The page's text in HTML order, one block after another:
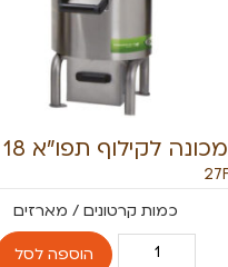
מכונה לקילוף תפו”א 18 ק”ג
הוספה לסל